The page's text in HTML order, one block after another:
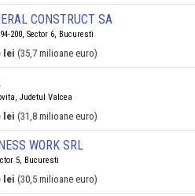
CONSTRUCT SA
200, Sector 6, Bucuresti
lei (35,7 milioane euro)
Judetul Valcea
lei (31,8 milioane euro)
WORK SRL
5, Bucuresti
lei (30,5 milioane euro)